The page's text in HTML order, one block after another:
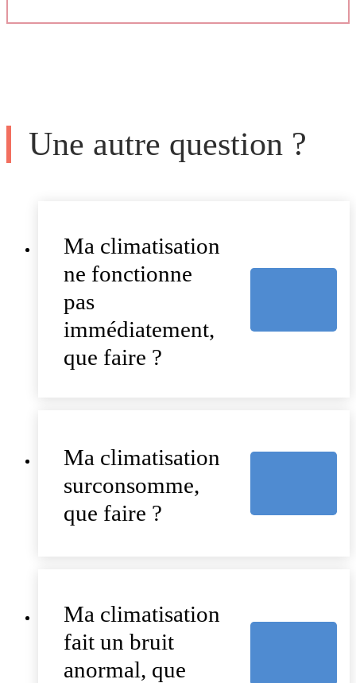
Une autre question ?
Ma climatisation
ne fonctionne
pas
immédiatement,
que faire ?
Ma climatisation
surconsomme,
que faire ?
Ma climatisation
fait un bruit
anormal, que